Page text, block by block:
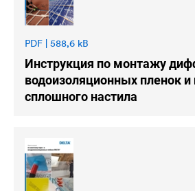
PDF | 588,6 kB
Инструкция по монтажу
водоизоляционных пленок и
сплошного настила